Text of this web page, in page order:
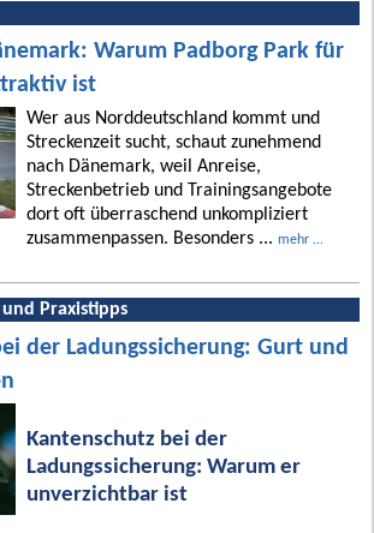
Warum Padborg Park für
ist
Wer aus Norddeutschland kommt und
Streckenzeit sucht, schaut zunehmend
nach Dänemark, weil Anreise,
Streckenbetrieb und Trainingsangebote
dort oft überraschend unkompliziert
zusammenpassen. Besonders ... mehr ...
Praxistipps
der Ladungssicherung: Gurt und
Kantenschutz bei der
Ladungssicherung: Warum er
unverzichtbar ist